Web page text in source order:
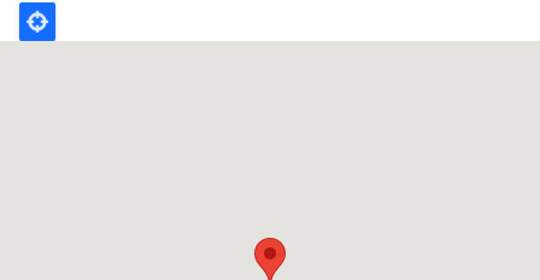
Poligono
GEO